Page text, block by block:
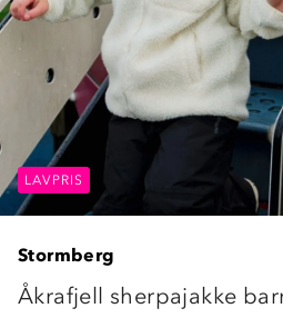
LAVPRIS
LAVPRIS
Stormberg
Åkrafjell sherpajakke